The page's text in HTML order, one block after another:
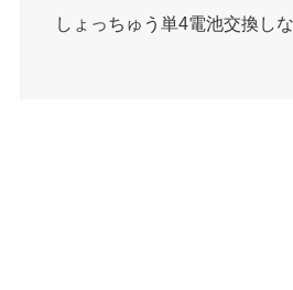
しょっちゅう単4電池交換し